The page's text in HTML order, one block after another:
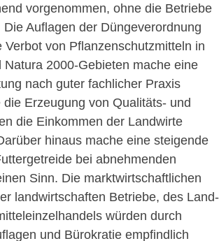
vorgenommen, ohne die Betriebe
Auflagen der Düngeverordnung
Verbot von Pflanzenschutzmitteln in
Natura 2000-Gebieten mache eine
nach guter fachlicher Praxis
Erzeugung von Qualitäts- und
die Einkommen der Landwirte
hinaus mache eine steigende
bei abnehmenden
Sinn. Die marktwirtschaftlichen
landwirtschaften Betriebe, des Land-
würden durch
und Bürokratie empfindlich